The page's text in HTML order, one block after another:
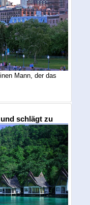
Mann, der das
schlägt zu